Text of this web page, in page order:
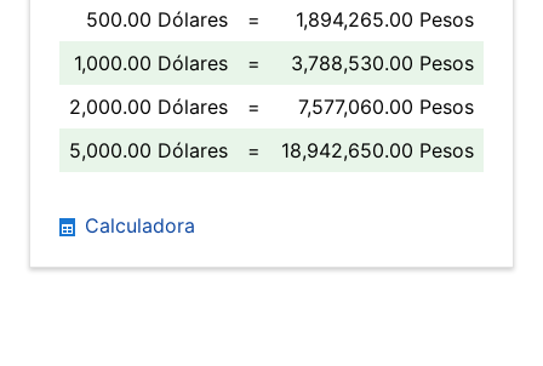
500.00 Dólares
=
1,894,265.00 Pesos
1,000.00 Dólares
=
3,788,530.00 Pesos
2,000.00 Dólares
=
7,577,060.00 Pesos
5,000.00 Dólares
= 18,942,650.00 Pesos
Calculadora